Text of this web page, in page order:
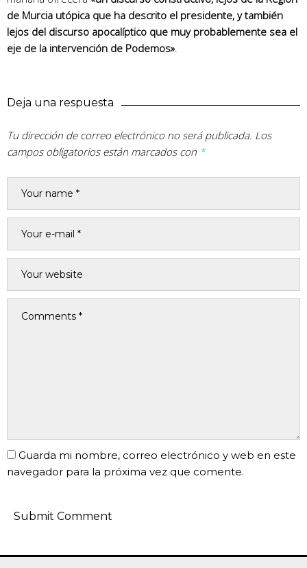
de Murcia utópica que ha descrito el presidente, y también
lejos del discurso apocalíptico que muy probablemente sea el
eje de la intervención de Podemos».
Deja una respuesta
Tu dirección de correo electrónico no será publicada. Los
campos obligatorios están marcados con *
Guarda mi nombre, correo electrónico y web en este
navegador para la próxima vez que comente.